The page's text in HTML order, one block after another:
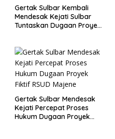
Gertak Sulbar Kembali
Mendesak Kejati Sulbar
Tuntaskan Dugaan Proyek
Gertak Sulbar Mendesak
Kejati Percepat Proses
Hukum Dugaan Proyek